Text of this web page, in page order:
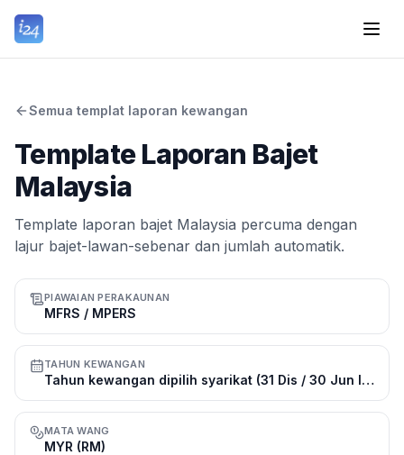
Semua templat laporan kewangan
Template Laporan Bajet
Malaysia
Template laporan bajet Malaysia percuma dengan
lajur bajet-lawan-sebenar dan jumlah automatik.
PIAWAIAN PERAKAUNAN
MFRS / MPERS
TAHUN KEWANGAN
Tahun kewangan dipilih syarikat (31 Dis / 30 Jun lazim)
MATA WANG
MYR (RM)